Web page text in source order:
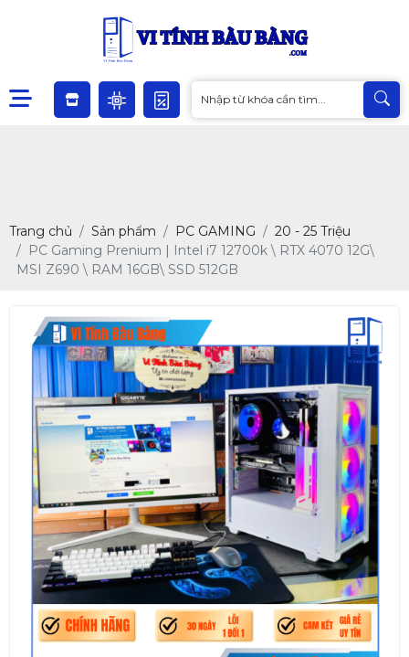
Trang chủ Sản phẩm PC GAMING
20 - 25 Triệu
PC Gaming Prenium | Intel i7 12700k \ RTX 4070 12G\
MSI Z690 \ RAM 16GB\ SSD 512GB